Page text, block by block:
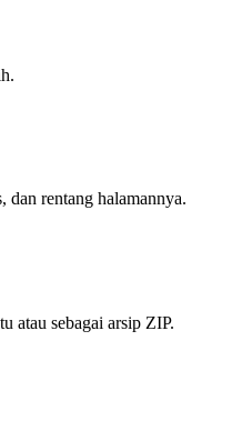
rentang halamannya.
atau sebagai arsip ZIP.